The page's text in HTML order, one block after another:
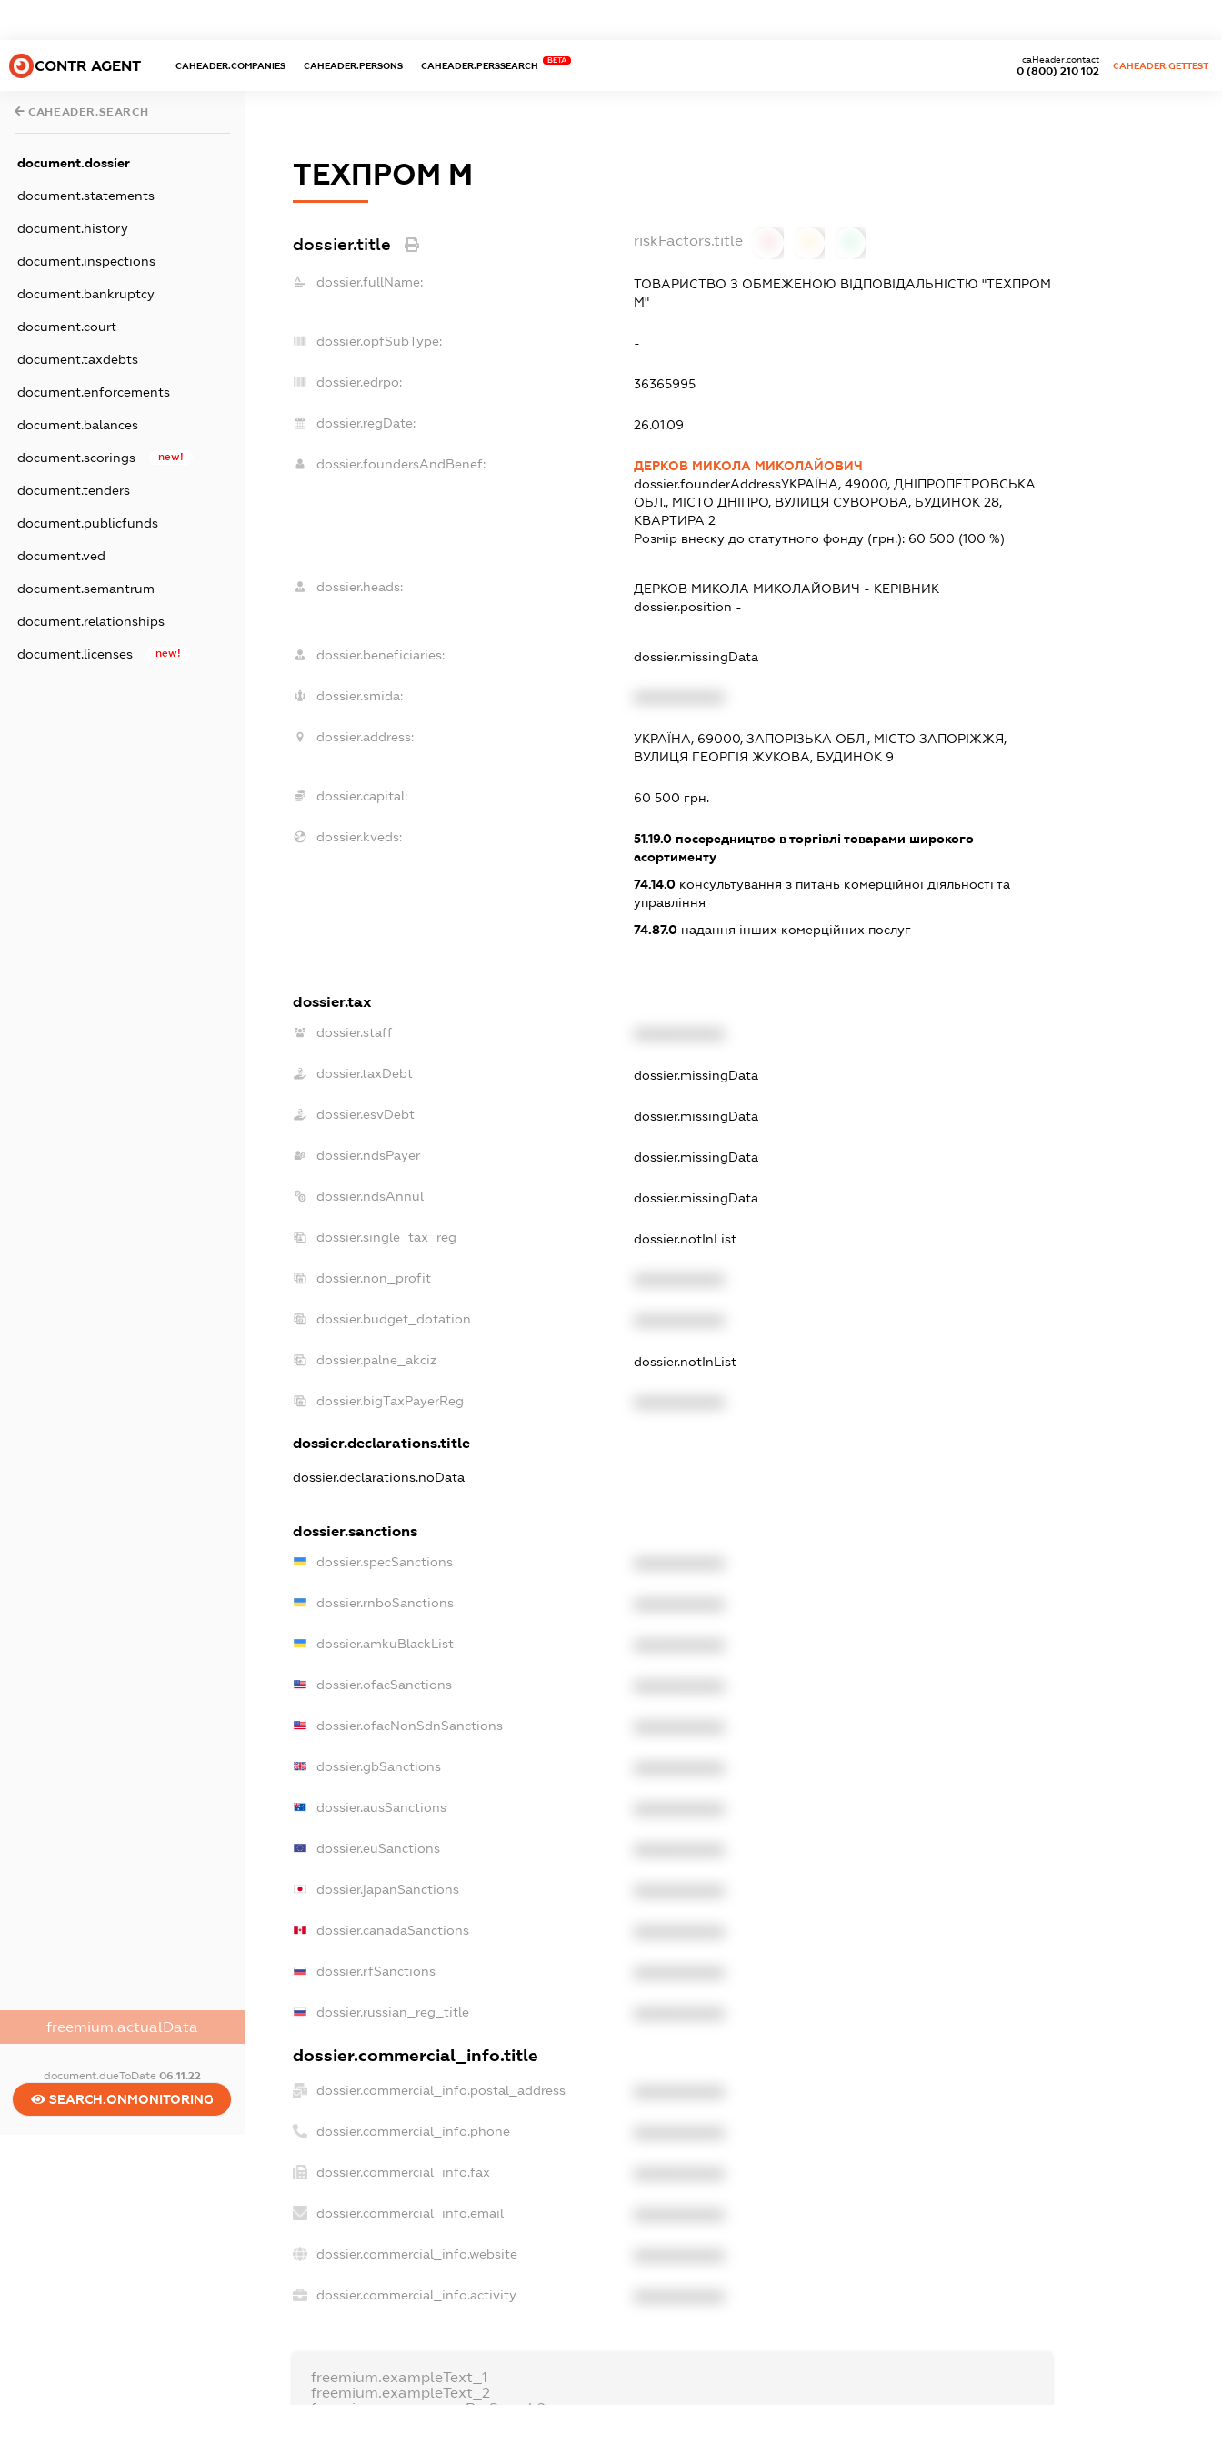
CONTR AGENT CAHEADER.COMPANIES CAHEADER.PERSONS CAHEADER.PERSSEARCH
BETA
0 (800) 210 102
caHeader.contact
CAHEADER.GETTEST
CAHEADER.SEARCH
document.dossier
document.statements
document.history
document.inspections
document.bankruptcy
document.court
document.taxdebts
document.enforcements
document.balances
document.scorings new!
document.tenders
document.publicfunds
document.ved
document.semantrum
document.relationships
document.licenses new!
freemium.actualData
document.dueToDate 06.11.22
SEARCH.ONMONITORING
ТЕХПРОМ М
dossier.title riskFactors.title
dossier.fullName:
ТОВАРИСТВО З ОБМЕЖЕНОЮ ВІДПОВІДАЛЬНІСТЮ "ТЕХПРОМ
М"
dossier.opfSubType: -
dossier.edrpo: 36365995
dossier.regDate: 26.01.09
dossier.foundersAndBenef:
ДЕРКОВ МИКОЛА МИКОЛАЙОВИЧ
dossier.founderAddressУКРАЇНА, 49000, ДНІПРОПЕТРОВСЬКА
ОБЛ., МІСТО ДНІПРО, ВУЛИЦЯ СУВОРОВА, БУДИНОК 28,
КВАРТИРА 2
Розмір внеску до статутного фонду (грн.): 60 500 (100 %)
dossier.heads: ДЕРКОВ МИКОЛА МИКОЛАЙОВИЧ - КЕРІВНИК
dossier.position -
dossier.beneficiaries: dossier.missingData
dossier.smida:
dossier.address:
УКРАЇНА, 69000, ЗАПОРІЗЬКА ОБЛ., МІСТО ЗАПОРІЖЖЯ,
ВУЛИЦЯ ГЕОРГІЯ ЖУКОВА, БУДИНОК 9
dossier.capital: 60 500 грн.
dossier.kveds: 51.19.0 посередництво в торгівлі товарами широкого
асортименту
74.14.0 консультування з питань комерційної діяльності та
управління
74.87.0 надання інших комерційних послуг
dossier.tax
dossier.staff
dossier.taxDebt dossier.missingData
dossier.esvDebt dossier.missingData
dossier.ndsPayer dossier.missingData
dossier.ndsAnnul dossier.missingData
dossier.single_tax_reg dossier.notInList
dossier.non_profit
dossier.budget_dotation
dossier.palne_akciz dossier.notInList
dossier.bigTaxPayerReg
dossier.declarations.title
dossier.declarations.noData
dossier.sanctions
dossier.specSanctions
dossier.rnboSanctions
dossier.amkuBlackList
dossier.ofacSanctions
dossier.ofacNonSdnSanctions
dossier.gbSanctions
dossier.ausSanctions
dossier.euSanctions
dossier.japanSanctions
dossier.canadaSanctions
dossier.rfSanctions
dossier.russian_reg_title
dossier.commercial_info.title
dossier.commercial_info.postal_address
dossier.commercial_info.phone
dossier.commercial_info.fax
dossier.commercial_info.email
dossier.commercial_info.website
dossier.commercial_info.activity
freemium.exampleText_1
freemium.exampleText_2
freemium.anonymousPerSearch2